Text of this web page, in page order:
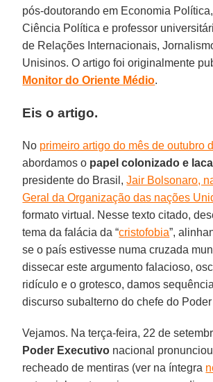
pós-doutorando em Economia
Ciência Política e professor
de Relações Internacionais,
Unisinos. O artigo foi originalmente
Monitor do Oriente Médio.
Eis o artigo.
No primeiro artigo do mês de outubro
abordamos o papel colonizado e
presidente do Brasil,Jair Bolsonaro,
Geral da Organização das nações
formato virtual. Nesse texto citado,
tema da falácia da “cristofobia”,
se o país estivesse numa cruzada
dissecar este argumento falacioso,
ridículo e o grotesco, damos
discurso subalterno do chefe do
Vejamos. Na terça-feira, 22 de
Poder Executivo nacional
recheado de mentiras (ver na íntegra